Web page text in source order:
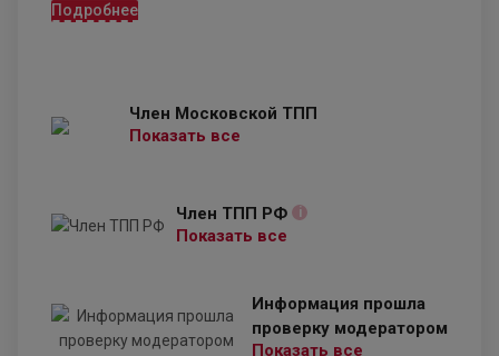
Подробнее
Член Московской ТПП
Показать все
Член ТПП РФ i
Показать все
Информация прошла
проверку модератором
Показать все